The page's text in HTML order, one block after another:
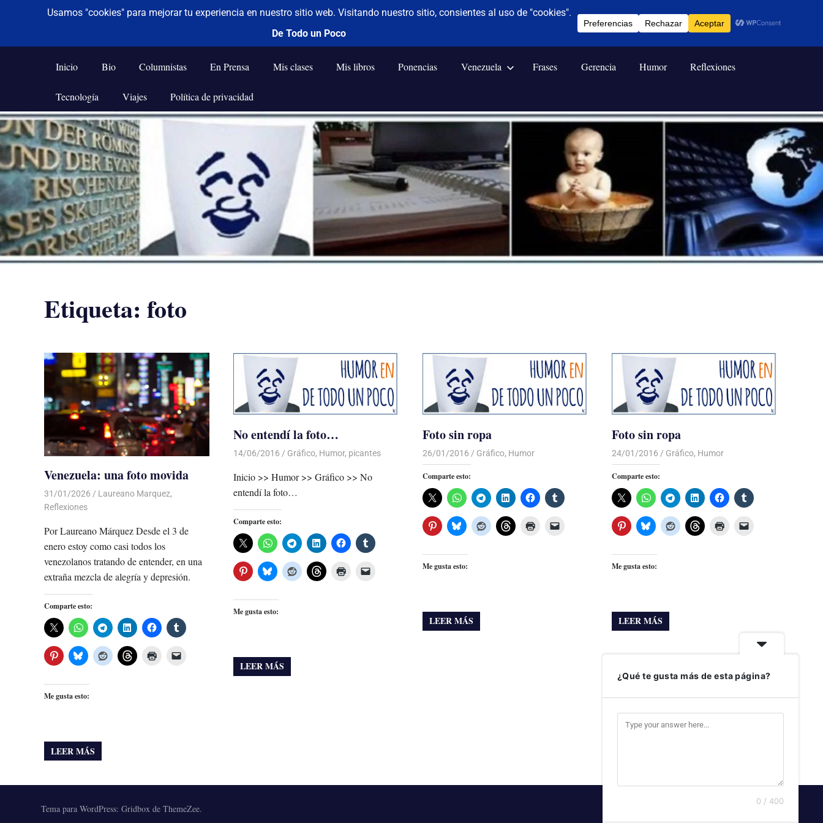
Saltar
al
contenido
De todo un poco
Frases,
Humor,
Tecnología
y
Viajes
Inicio Bio Columnistas En Prensa Mis clases Mis libros Ponencias Venezuela Frases Gerencia Humor Reflexiones
Tecnología Viajes Política de privacidad
Etiqueta: foto
Venezuela: una foto movida
31/01/2026 De todo un Poco
Laureano Marquez,
Reflexiones
Por Laureano Márquez Desde el 3 de
enero estoy como casi todos los
venezolanos tratando de entender, en una
extraña mezcla de alegría y depresión.
Comparte esto:
Me gusta esto:
LEER MÁS
No entendí la foto…
14/06/2016 Luis Castellanos
Gráfico, Humor, picantes
Inicio >> Humor >> Gráfico >> No
entendí la foto…
Comparte esto:
Me gusta esto:
LEER MÁS
Foto sin ropa
26/01/2016 Luis Castellanos
Gráfico, Humor
Comparte esto:
Me gusta esto:
LEER MÁS
Foto sin ropa
24/01/2016 Luis Castellanos
Gráfico, Humor
Comparte esto:
Me gusta esto:
LEER MÁS
Tema para WordPress: Gridbox de ThemeZee.
¿Qué te gusta más de esta página?
0 / 400